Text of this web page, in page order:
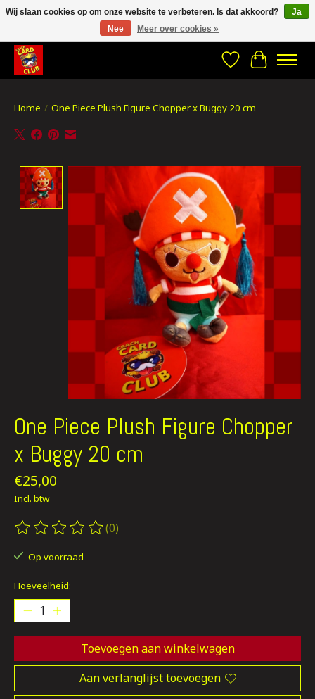
CRACH CARD CLUB , The best place to Geek out!
Verlanglijst
Home / One Piece Plush Figure Chopper x Buggy 20 cm
Product image slideshow Items
One Piece Plush Figure Chopper
x Buggy 20 cm
€25,00
Incl. btw
De beoordeling van dit product is
(0)
Op voorraad
Hoeveelheid:
Toevoegen aan winkelwagen
Aan verlanglijst toevoegen
Wij slaan cookies op om onze website te verbeteren. Is dat akkoord?
Ja
Nee
Meer over cookies »